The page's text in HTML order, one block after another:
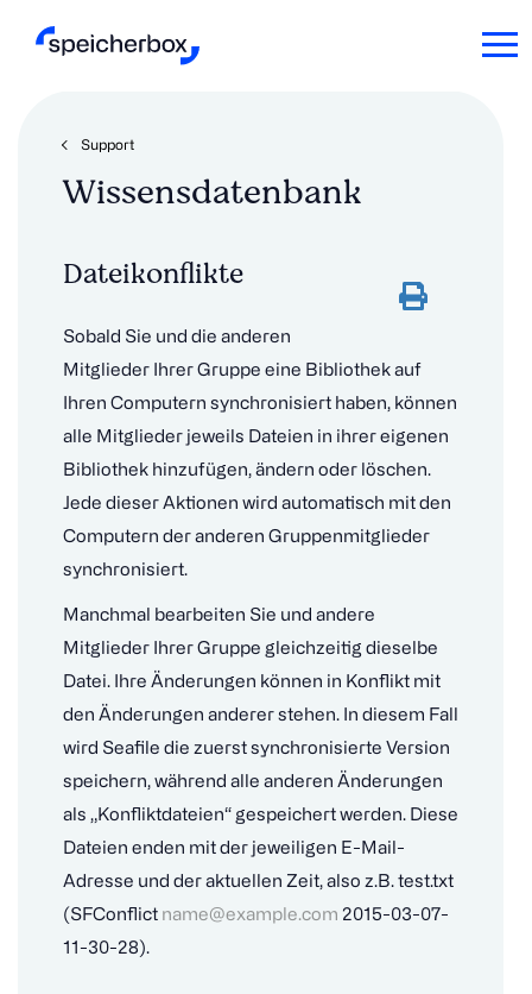
Support
Wissensdatenbank
Dateikonflikte
Sobald Sie und die anderen
Mitglieder Ihrer Gruppe eine Bibliothek auf
Ihren Computern synchronisiert haben, können
alle Mitglieder jeweils Dateien in ihrer eigenen
Bibliothek hinzufügen, ändern oder löschen.
Jede dieser Aktionen wird automatisch mit den
Computern der anderen Gruppenmitglieder
synchronisiert.
Manchmal bearbeiten Sie und andere
Mitglieder Ihrer Gruppe gleichzeitig dieselbe
Datei. Ihre Änderungen können in Konflikt mit
den Änderungen anderer stehen. In diesem Fall
wird Seafile die zuerst synchronisierte Version
speichern, während alle anderen Änderungen
als „Konfliktdateien“ gespeichert werden. Diese
Dateien enden mit der jeweiligen E-Mail-
Adresse und der aktuellen Zeit, also z.B. test.txt
(SFConflict name@example.com 2015-03-07-
11-30-28).